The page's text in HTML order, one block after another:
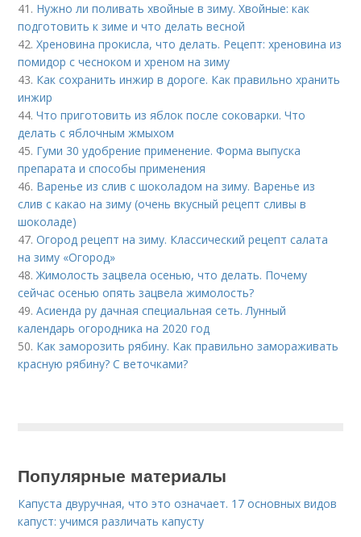
41. Нужно ли поливать хвойные в зиму. Хвойные: как
подготовить к зиме и что делать весной
42.Хреновина прокисла, что делать. Рецепт: хреновина из
помидор с чесноком и хреном на зиму
43. Как сохранить инжир в дороге. Как правильно хранить
инжир
44.Что приготовить из яблок после соковарки. Что
делать с яблочным жмыхом
45. Гуми 30 удобрение применение. Форма выпуска
препарата и способы применения
46. Варенье из слив с шоколадом на зиму. Варенье из
слив с какао на зиму (очень вкусный рецепт сливы в
шоколаде)
47.Огород рецепт на зиму. Классический рецепт салата
на зиму «Огород»
48.Жимолость зацвела осенью, что делать. Почему
сейчас осенью опять зацвела жимолость?
49.Асиенда ру дачная специальная сеть. Лунный
календарь огородника на 2020 год
50. Как заморозить рябину. Как правильно замораживать
красную рябину? С веточками?
Популярные материалы
Капуста двуручная, что это означает. 17 основных видов
капуст: учимся различать капусту